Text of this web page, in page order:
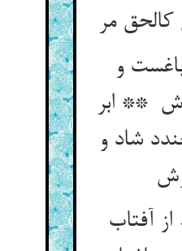
و
** ابر
شاد و
آفتاب